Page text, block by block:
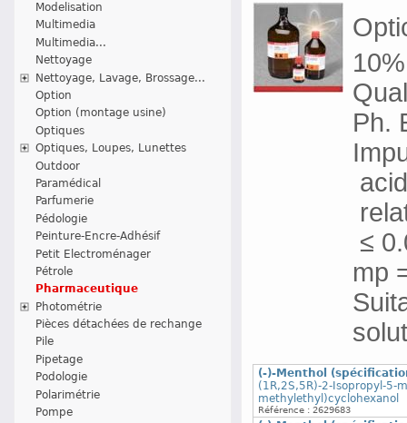
Modelisation
Multimedia
Multimedia...
Nettoyage
Nettoyage, Lavage, Brossage...
Option
Option (montage usine)
Optiques
Optiques, Loupes, Lunettes
Outdoor
Paramédical
Parfumerie
Pédologie
Peinture-Encre-Adhésif
Petit Electroménager
Pétrole
Pharmaceutique
Photométrie
Pièces détachées de rechange
Pile
Pipetage
Podologie
Polarimétrie
Pompe
Ph.
≤
mp
(-)-Menthol
(1R,2S,5R)-2-Isopropyl-5-
methylethyl)cyclohexanol
Référence : 2629683